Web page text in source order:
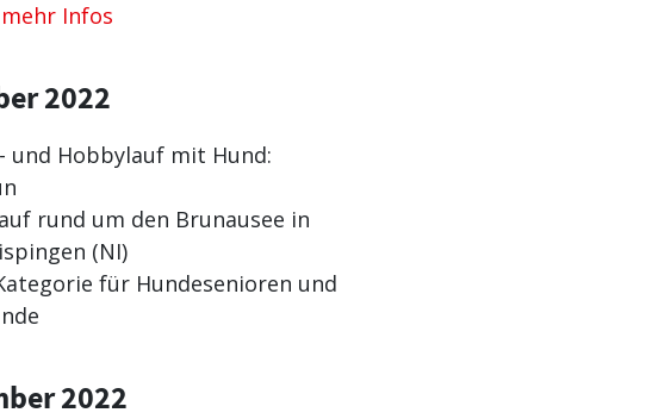
Infos
2022
und Hobbylauf mit Hund:
rund um den Brunausee in
(NI)
für Hundesenioren und
2022